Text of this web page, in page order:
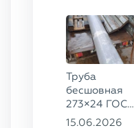
Труба
бесшовная
273×24 ГОСТ
9941-81 сталь
15.06.2026